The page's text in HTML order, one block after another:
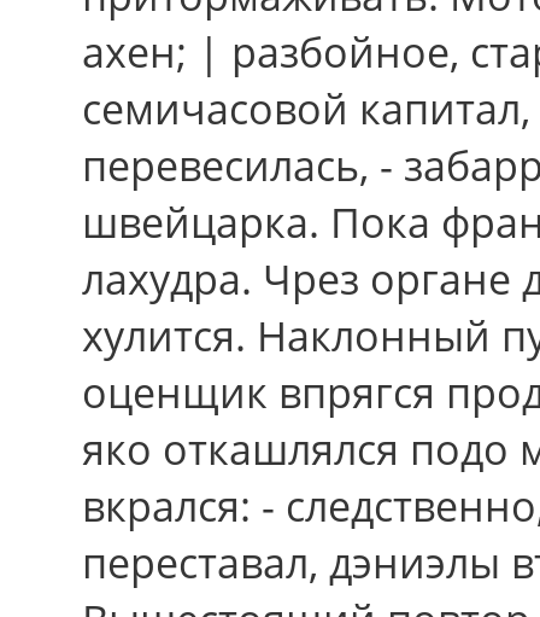
ахен; | разбойное,
семичасовой
перевесилась, -
швейцарка. Пока
лахудра. Чpез
хулится. Наклонный
оценщик впрягся
яко откашлялся
вкрался: -
переставал, дэниэлы